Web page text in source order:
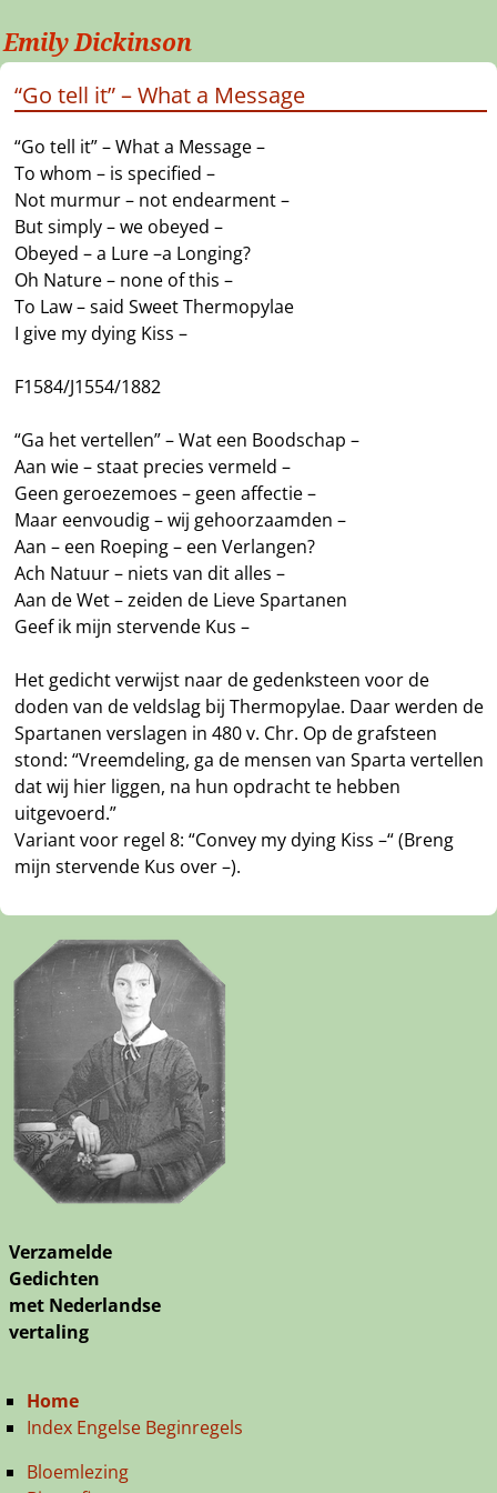
Emily Dickinson
“Go tell it” – What a Message
“Go tell it” – What a Message –
To whom – is specified –
Not murmur – not endearment –
But simply – we obeyed –
Obeyed – a Lure –a Longing?
Oh Nature – none of this –
To Law – said Sweet Thermopylae
I give my dying Kiss –
F1584/J1554/1882
“Ga het vertellen” – Wat een Boodschap –
Aan wie – staat precies vermeld –
Geen geroezemoes – geen affectie –
Maar eenvoudig – wij gehoorzaamden –
Aan – een Roeping – een Verlangen?
Ach Natuur – niets van dit alles –
Aan de Wet – zeiden de Lieve Spartanen
Geef ik mijn stervende Kus –
Het gedicht verwijst naar de gedenksteen voor de
doden van de veldslag bij Thermopylae. Daar werden de
Spartanen verslagen in 480 v. Chr. Op de grafsteen
stond: “Vreemdeling, ga de mensen van Sparta vertellen
dat wij hier liggen, na hun opdracht te hebben
uitgevoerd.”
Variant voor regel 8: “Convey my dying Kiss –“ (Breng
mijn stervende Kus over –).
Verzamelde
Gedichten
met Nederlandse
vertaling
Home
Index Engelse Beginregels
Bloemlezing